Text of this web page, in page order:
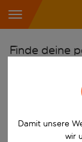
Finde deine
Wähle
Reiseziele
Nach
Damit unsere
wir